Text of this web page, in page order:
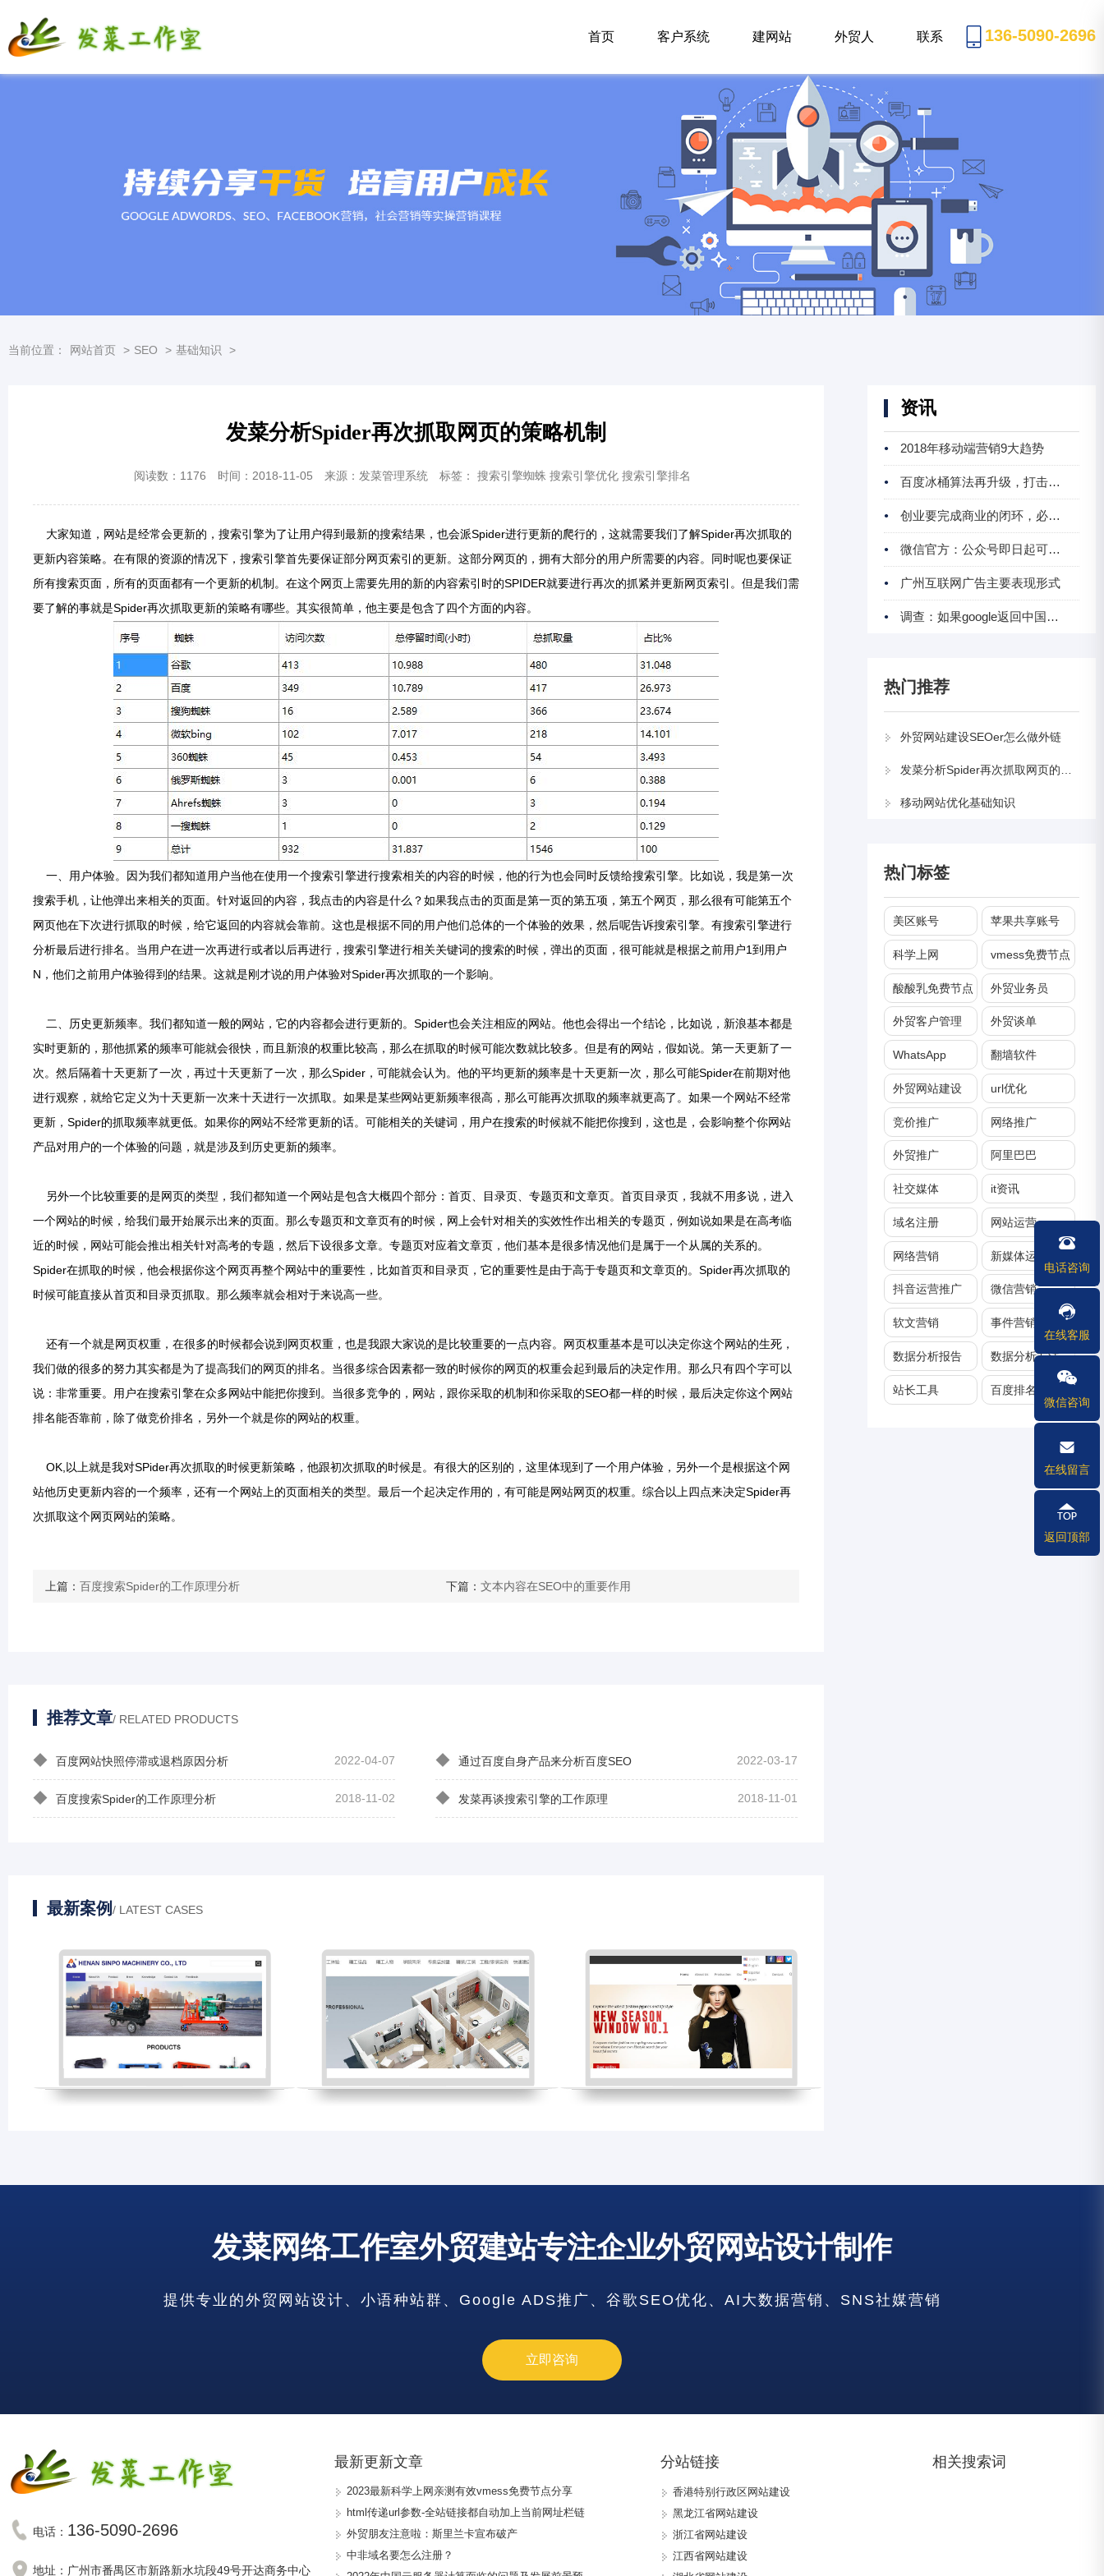
136-5090-2696
首页 客户系统 建网站 外贸人 联系
当前位置： 网站首页 > SEO > 基础知识 >
资讯
2018年移动端营销9大趋势
百度冰桶算法再升级，打击恶劣诱导类广告
创业要完成商业的闭环，必须让现金流飞起来
微信官方：公众号即日起可注销
广州互联网广告主要表现形式
调查：如果google返回中国你会选择用谷歌还是百
热门推荐
外贸网站建设SEOer怎么做外链
移动网站优化基础知识
热门标签
美区账号 苹果共享账号
科学上网 vmess免费节点
酸酸乳免费节点 外贸业务员
外贸客户管理 外贸谈单
WhatsApp 翻墙软件
外贸网站建设 url优化
竞价推广 网络推广
外贸推广 阿里巴巴
社交媒体 it资讯
域名注册 网站运营
网络营销 新媒体运营
抖音运营推广 微信营销
软文营销 事件营销
数据分析报告 数据分析方法
站长工具 百度排名优化
发菜分析Spider再次抓取网页的策略机制
阅读数： 1176 时间：2018-11-05 来源：发菜管理系统 标签： 搜索引擎蜘蛛 搜索引擎优化 搜索引擎排名
大家知道，网站是经常会更新的，搜索引擎为了让用户得到最新的搜索结果，也会派Spider进行更新的爬行的，这就需要我们了解Spider再次抓取的
更新内容策略。在有限的资源的情况下，搜索引擎首先要保证部分网页索引的更新。这部分网页的，拥有大部分的用户所需要的内容。同时呢也要保证
所有搜索页面，所有的页面都有一个更新的机制。在这个网页上需要先用的新的内容索引时的SPIDER就要进行再次的抓紧并更新网页索引。但是我们需
要了解的事就是Spider再次抓取更新的策略有哪些。其实很简单，他主要是包含了四个方面的内容。
一、用户体验。因为我们都知道用户当他在使用一个搜索引擎进行搜索相关的内容的时候，他的行为也会同时反馈给搜索引擎。比如说，我是第一次
搜索手机，让他弹出来相关的页面。针对返回的内容，我点击的内容是什么？如果我点击的页面是第一页的第五项，第五个网页，那么很有可能第五个
网页他在下次进行抓取的时候，给它返回的内容就会靠前。这也是根据不同的用户他们总体的一个体验的效果，然后呢告诉搜索引擎。有搜索引擎进行
分析最后进行排名。当用户在进一次再进行或者以后再进行，搜索引擎进行相关关键词的搜索的时候，弹出的页面，很可能就是根据之前用户1到用户
N，他们之前用户体验得到的结果。这就是刚才说的用户体验对Spider再次抓取的一个影响。
二、历史更新频率。我们都知道一般的网站，它的内容都会进行更新的。Spider也会关注相应的网站。他也会得出一个结论，比如说，新浪基本都是
实时更新的，那他抓紧的频率可能就会很快，而且新浪的权重比较高，那么在抓取的时候可能次数就比较多。但是有的网站，假如说。第一天更新了一
次。然后隔着十天更新了一次，再过十天更新了一次，那么Spider，可能就会认为。他的平均更新的频率是十天更新一次，那么可能Spider在前期对他
进行观察，就给它定义为十天更新一次来十天进行一次抓取。如果是某些网站更新频率很高，那么可能再次抓取的频率就更高了。如果一个网站不经常
更新，Spider的抓取频率就更低。如果你的网站不经常更新的话。可能相关的关键词，用户在搜索的时候就不能把你搜到，这也是，会影响整个你网站
产品对用户的一个体验的问题，就是涉及到历史更新的频率。
另外一个比较重要的是网页的类型，我们都知道一个网站是包含大概四个部分：首页、目录页、专题页和文章页。首页目录页，我就不用多说，进入
一个网站的时候，给我们最开始展示出来的页面。那么专题页和文章页有的时候，网上会针对相关的实效性作出相关的专题页，例如说如果是在高考临
近的时候，网站可能会推出相关针对高考的专题，然后下设很多文章。专题页对应着文章页，他们基本是很多情况他们是属于一个从属的关系的。
Spider在抓取的时候，他会根据你这个网页再整个网站中的重要性，比如首页和目录页，它的重要性是由于高于专题页和文章页的。Spider再次抓取的
时候可能直接从首页和目录页抓取。那么频率就会相对于来说高一些。
还有一个就是网页权重，在很多的时候都会说到网页权重，也是我跟大家说的是比较重要的一点内容。网页权重基本是可以决定你这个网站的生死，
我们做的很多的努力其实都是为了提高我们的网页的排名。当很多综合因素都一致的时候你的网页的权重会起到最后的决定作用。那么只有四个字可以
说：非常重要。用户在搜索引擎在众多网站中能把你搜到。当很多竞争的，网站，跟你采取的机制和你采取的SEO都一样的时候，最后决定你这个网站
排名能否靠前，除了做竞价排名，另外一个就是你的网站的权重。
OK,以上就是我对SPider再次抓取的时候更新策略，他跟初次抓取的时候是。有很大的区别的，这里体现到了一个用户体验，另外一个是根据这个网
站他历史更新内容的一个频率，还有一个网站上的页面相关的类型。最后一个起决定作用的，有可能是网站网页的权重。综合以上四点来决定Spider再
次抓取这个网页网站的策略。
上篇： 百度搜索Spider的工作原理分析 下篇：文本内容在SEO中的重要作用
推荐文章/ RELATED PRODUCTS
◆ 百度网站快照停滞或退档原因分析 2022-04-07 ◆ 通过百度自身产品来分析百度SEO 2022-03-17
◆ 百度搜索Spider的工作原理分析 2018-11-02 ◆ 发菜再谈搜索引擎的工作原理 2018-11-01
最新案例/ LATEST CASES
发菜网络工作室外贸建站专注企业外贸网站设计制作
提供专业的外贸网站设计、小语种站群、Google ADS推广、谷歌SEO优化、AI大数据营销、SNS社媒营销
立即咨询
电话： 136-5090-2696
地址：广州市番禺区市新路新水坑段49号开达商务中心
最新更新文章
2023最新科学上网亲测有效vmess免费节点分享
html传递url参数-全站链接都自动加上当前网址栏链
外贸朋友注意啦：斯里兰卡宣布破产
中非域名要怎么注册？
分站链接
吉林省网站建设
江苏省网站建设
河南省网站建设
宁夏回族自治区网站建设
内蒙古自治区网站建设
黑龙江省网站建设
浙江省网站建设
江西省网站建设
湖北省网站建设
相关搜索词
电话咨询
136-
在线客服
微信咨询
在线留言
返回顶部